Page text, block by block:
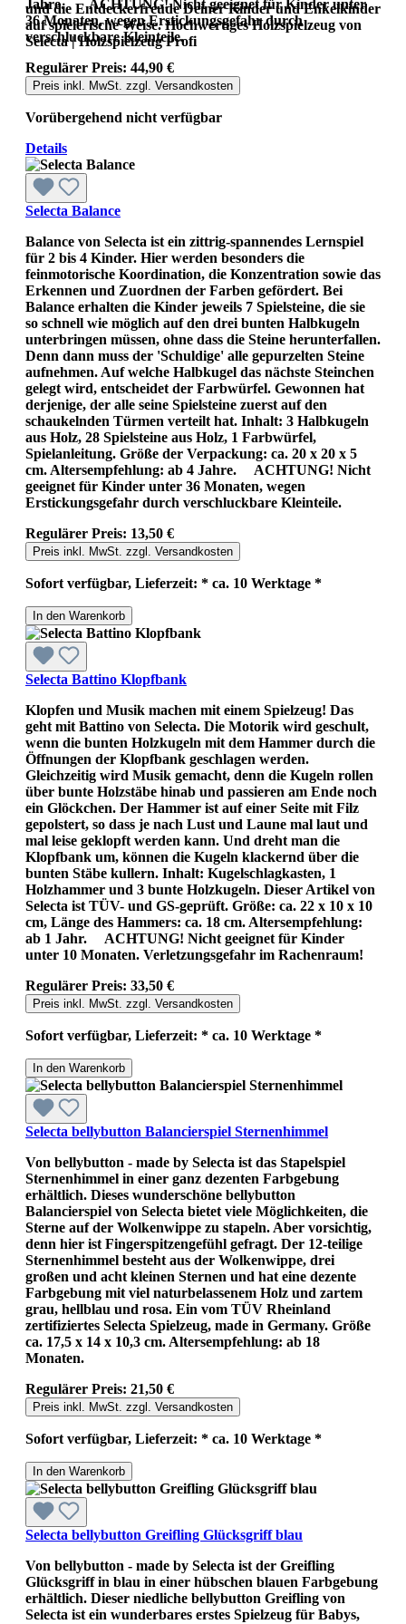
und die Entdeckerfreude Deiner Kinder und Enkelkinder
auf spielerische Weise. Hochwertiges Holzspielzeug von
Selecta | Holzspielzeug Profi
Jahre. ACHTUNG! Nicht geeignet für Kinder unter
36 Monaten, wegen Erstickungsgefahr durch
verschluckbare Kleinteile.
Regulärer Preis: 44,90 €
Preis inkl. MwSt. zzgl. Versandkosten
Vorübergehend nicht verfügbar
Details
Selecta Balance
Balance von Selecta ist ein zittrig-spannendes Lernspiel
für 2 bis 4 Kinder. Hier werden besonders die
feinmotorische Koordination, die Konzentration sowie das
Erkennen und Zuordnen der Farben gefördert. Bei
Balance erhalten die Kinder jeweils 7 Spielsteine, die sie
so schnell wie möglich auf den drei bunten Halbkugeln
unterbringen müssen, ohne dass die Steine herunterfallen.
Denn dann muss der 'Schuldige' alle gepurzelten Steine
aufnehmen. Auf welche Halbkugel das nächste Steinchen
gelegt wird, entscheidet der Farbwürfel. Gewonnen hat
derjenige, der alle seine Spielsteine zuerst auf den
schaukelnden Türmen verteilt hat. Inhalt: 3 Halbkugeln
aus Holz, 28 Spielsteine aus Holz, 1 Farbwürfel,
Spielanleitung. Größe der Verpackung: ca. 20 x 20 x 5
cm. Altersempfehlung: ab 4 Jahre. ACHTUNG! Nicht
geeignet für Kinder unter 36 Monaten, wegen
Erstickungsgefahr durch verschluckbare Kleinteile.
Regulärer Preis: 13,50 €
Preis inkl. MwSt. zzgl. Versandkosten
Sofort verfügbar, Lieferzeit: * ca. 10 Werktage *
In den Warenkorb
Selecta Battino Klopfbank
Klopfen und Musik machen mit einem Spielzeug! Das
geht mit Battino von Selecta. Die Motorik wird geschult,
wenn die bunten Holzkugeln mit dem Hammer durch die
Öffnungen der Klopfbank geschlagen werden.
Gleichzeitig wird Musik gemacht, denn die Kugeln rollen
über bunte Holzstäbe hinab und passieren am Ende noch
ein Glöckchen. Der Hammer ist auf einer Seite mit Filz
gepolstert, so dass je nach Lust und Laune mal laut und
mal leise geklopft werden kann. Und dreht man die
Klopfbank um, können die Kugeln klackernd über die
bunten Stäbe kullern. Inhalt: Kugelschlagkasten, 1
Holzhammer und 3 bunte Holzkugeln. Dieser Artikel von
Selecta ist TÜV- und GS-geprüft. Größe: ca. 22 x 10 x 10
cm, Länge des Hammers: ca. 18 cm. Altersempfehlung:
ab 1 Jahr. ACHTUNG! Nicht geeignet für Kinder
unter 10 Monaten. Verletzungsgefahr im Rachenraum!
Regulärer Preis: 33,50 €
Preis inkl. MwSt. zzgl. Versandkosten
Sofort verfügbar, Lieferzeit: * ca. 10 Werktage *
In den Warenkorb
Selecta bellybutton Balancierspiel Sternenhimmel
Von bellybutton - made by Selecta ist das Stapelspiel
Sternenhimmel in einer ganz dezenten Farbgebung
erhältlich. Dieses wunderschöne bellybutton
Balancierspiel von Selecta bietet viele Möglichkeiten, die
Sterne auf der Wolkenwippe zu stapeln. Aber vorsichtig,
denn hier ist Fingerspitzengefühl gefragt. Der 12-teilige
Sternenhimmel besteht aus der Wolkenwippe, drei
großen und acht kleinen Sternen und hat eine dezente
Farbgebung mit viel naturbelassenem Holz und zartem
grau, hellblau und rosa. Ein vom TÜV Rheinland
zertifiziertes Selecta Spielzeug, made in Germany. Größe
ca. 17,5 x 14 x 10,3 cm. Altersempfehlung: ab 18
Monaten.
Regulärer Preis: 21,50 €
Preis inkl. MwSt. zzgl. Versandkosten
Sofort verfügbar, Lieferzeit: * ca. 10 Werktage *
In den Warenkorb
Selecta bellybutton Greifling Glücksgriff blau
Von bellybutton - made by Selecta ist der Greifling
Glücksgriff in blau in einer hübschen blauen Farbgebung
erhältlich. Dieser niedliche bellybutton Greifling von
Selecta ist ein wunderbares erstes Spielzeug für Babys,